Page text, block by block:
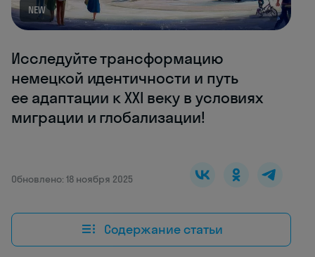
NEW
Исследуйте трансформацию
немецкой идентичности и путь
ее адаптации к XXI веку в условиях
миграции и глобализации!
Обновлено: 18 ноября 2025
Содержание статьи